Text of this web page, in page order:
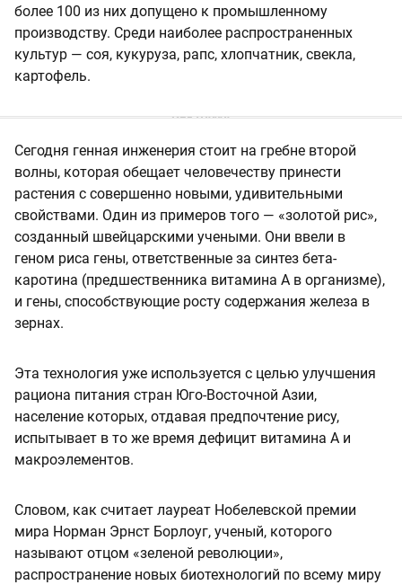
более 100 из них допущено к промышленному
производству. Среди наиболее распространенных
культур — соя, кукуруза, рапс, хлопчатник, свекла,
картофель.
Сегодня генная инженерия стоит на гребне второй
волны, которая обещает человечеству принести
растения с совершенно новыми, удивительными
свойствами. Один из примеров того — «золотой рис»,
созданный швейцарскими учеными. Они ввели в
геном риса гены, ответственные за синтез бета-
каротина (предшественника витамина А в организме),
и гены, способствующие росту содержания железа в
зернах.
Эта технология уже используется с целью улучшения
рациона питания стран Юго-Восточной Азии,
население которых, отдавая предпочтение рису,
испытывает в то же время дефицит витамина А и
макроэлементов.
Словом, как считает лауреат Нобелевской премии
мира Норман Эрнст Борлоуг, ученый, которого
называют отцом «зеленой революции»,
распространение новых биотехнологий по всему миру